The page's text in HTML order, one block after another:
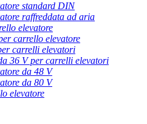
standard DIN
raffreddata ad aria
elevatore
carrello elevatore
carrelli elevatori
36 V per carrelli elevatori
da 48 V
da 80 V
elevatore